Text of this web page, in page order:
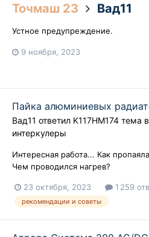
Точмаш 23 Вад11
Устное предупреждение.
9 ноября, 2023
Пайка алюминиевых
Вад11 ответил K117HM174 тема в
интеркулеры
Интересная работа... Как
Чем проводился нагрев?
23 октября, 2023 1 259
рекомендации и советы